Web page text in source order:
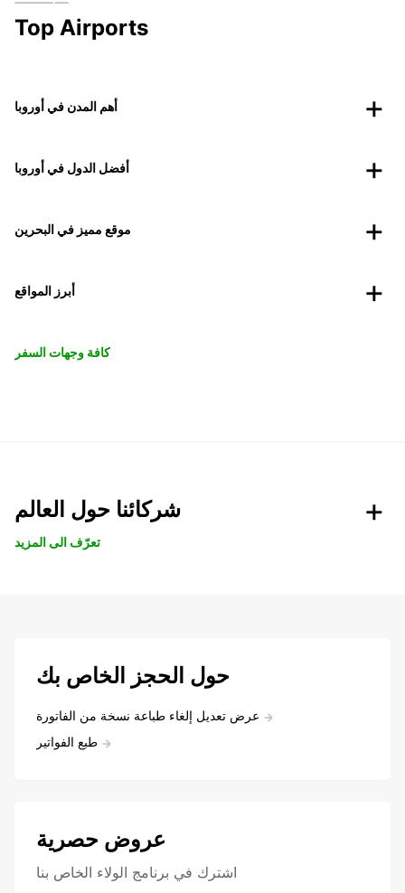
Top Airports
أهم المدن في أوروبا
أفضل الدول في أوروبا
موقع مميز في البحرين
أبرز المواقع
كافة وجهات السفر
شركائنا حول العالم
تعرّف الى المزيد
حول الحجز الخاص بك
عرض تعديل إلغاء طباعة نسخة من الفاتورة
طبع الفواتير
عروض حصرية
اشترك في برنامج الولاء الخاص بنا